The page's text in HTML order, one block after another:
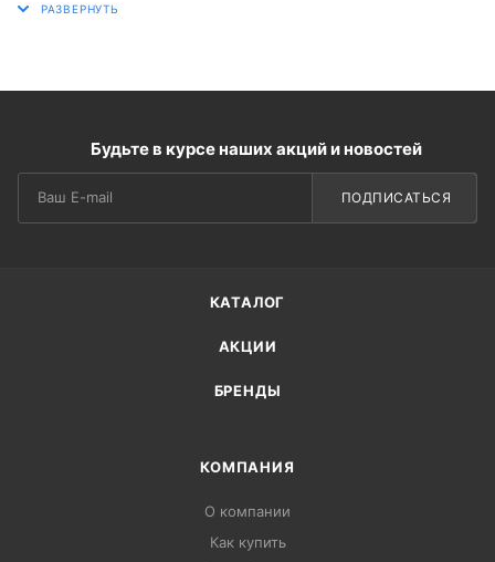
Будьте в курсе наших акций и новостей
ПОДПИСАТЬСЯ
КАТАЛОГ
АКЦИИ
БРЕНДЫ
КОМПАНИЯ
О компании
Как купить